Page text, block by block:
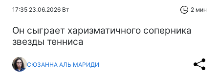
17:35 23.06.2026 Вт 2 мин
Он сыграет харизматичного соперника
звезды тенниса
СЮЗАННА АЛЬ МАРИДИ